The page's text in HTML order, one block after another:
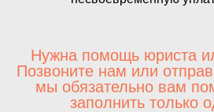
Нужна помощь юриста
Позвоните нам или
мы обязательно вам
заполнить только